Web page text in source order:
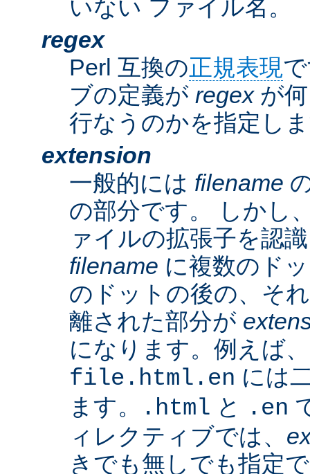
いない ファイル名。
regex
Perl 互換の正規表現
ブの定義が regexが何
行なうのかを指定し
extension
一般的には filename
の部分です。 しかし
ァイルの拡張子を認
filename に複数のド
のドットの後の、そ
離された部分が
になります。例えば、
file.html.en には
ます。
.html と .en
ィレクティブでは、
きでも無しでも指定